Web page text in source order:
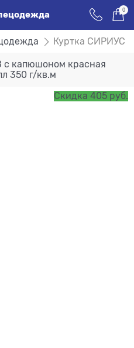
0
Куртка СИРИУС-
капюшоном красная
350 г/кв.м
Скидка 405 руб.